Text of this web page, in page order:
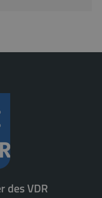
des VDR